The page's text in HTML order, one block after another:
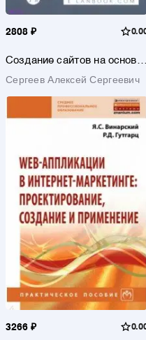
2808 ₽
Создание сайтов на основе
Сергеев Алексей Сергеевич
3266 ₽